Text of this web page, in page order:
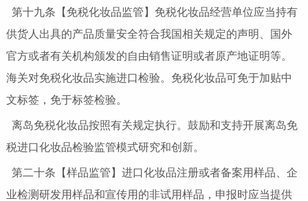
第十九条【免税化妆品监管】免税化妆品经营单位应当持有
供货人出具的产品质量安全符合我国相关规定的声明、国外
官方或者有关机构颁发的自由销售证明或者原产地证明等。
海关对免税化妆品实施进口检验。免税化妆品可免于加贴中
文标签，免于标签检验。
离岛免税化妆品按照有关规定执行。鼓励和支持开展离岛免
税进口化妆品检验监管模式研究和创新。
第二十条【样品监管】进口化妆品注册或者备案用样品、企
业检测研发用样品和宣传用的非试用样品，申报时应当提供